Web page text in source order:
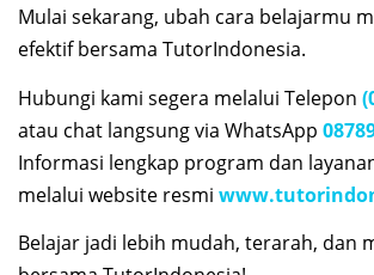
Mulai sekarang, ubah cara belajarmu
efektif bersama TutorIndonesia.
Hubungi kami segera melalui Telepon
atau chat langsung via WhatsApp
Informasi lengkap program dan
melalui website resmi
Belajar jadi lebih mudah, terarah, dan